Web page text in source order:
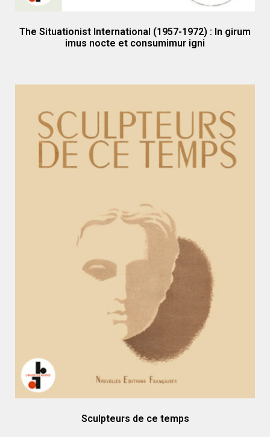
The Situationist International (1957-1972) : In girum
imus nocte et consumimur igni
Sculpteurs de ce temps